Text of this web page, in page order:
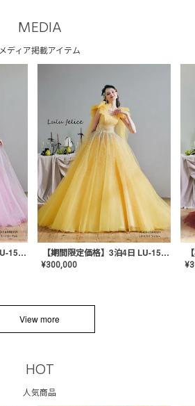
MEDIA
メディア掲載アイテム
【期間限定価格】3泊4日 LU-1501(Pink) 【期間限定価格】3泊4日 LU-1501(Yellow)
¥300,000 ¥
View more
HOT
人気商品